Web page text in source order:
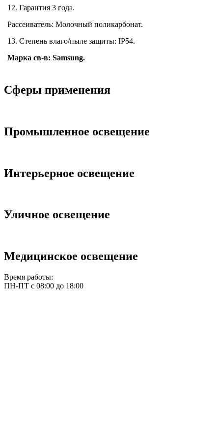
12. Гарантия 3 года.
Рассеиватель: Молочный поликарбонат.
13. Степень влаго/пыле защиты: IP54.
Марка св-в: Samsung.
Сферы применения
Промышленное освещение
Интерьерное освещение
Уличное освещeние
Медицинское освещение
Время работы:
ПН-ПТ с 08:00 до 18:00